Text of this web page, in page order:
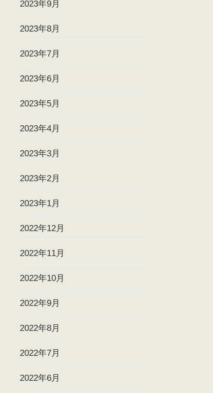
2023年9月
2023年8月
2023年7月
2023年6月
2023年5月
2023年4月
2023年3月
2023年2月
2023年1月
2022年12月
2022年11月
2022年10月
2022年9月
2022年8月
2022年7月
2022年6月